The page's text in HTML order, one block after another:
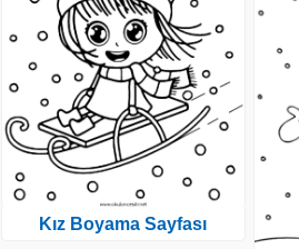
Kız Boyama Sayfası